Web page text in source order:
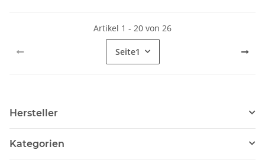
Artikel 1 - 20 von 26
Seite1
Hersteller
Kategorien